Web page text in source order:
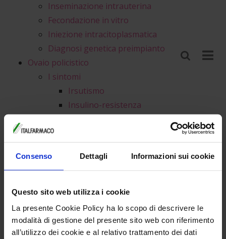
Consenso Dettagli Informazioni sui cookie
Questo sito web utilizza i cookie
La presente Cookie Policy ha lo scopo di descrivere le
modalità di gestione del presente sito web con riferimento
all’utilizzo dei cookie e al relativo trattamento dei dati
Inseminazione intrauterina
Fecondazione in vitro
Iniezione intracitoplasmatica
Diagnosi genetica preimpianto
Ovaio policistico
I sintomi
Irsutismo
Insulino-resistenza
Approfondimenti
Calcoli Online
mestruale
Calcolo dell'ovulazione e
del periodo fertile
Link e risorse online